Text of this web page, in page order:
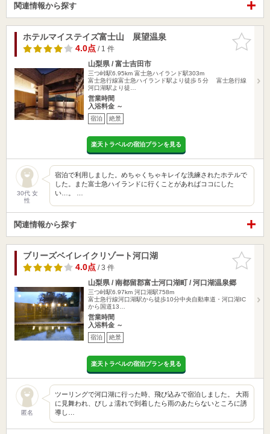
関連情報から探す
お気に入
りに追加
ホテルマイステイズ富士山 展望温泉
4.0点/ 1 件
山梨県 / 富士吉田市
三つ峠駅6.95km 富士急ハイランド駅303m
富士急行線富士急ハイランド駅より徒歩５分 富士急行線
河口湖駅より徒…
営業時間
入浴料金 ～
宿泊 絶景
楽天トラベルの宿泊プランを見る
30代 女
性
宿泊で利用しました。めちゃくちゃキレイな洗練されたホテルで
した。また富士急ハイランドに行くことがあればココにした
い…。 …
関連情報から探す
お気に入
りに追加
ブリーズベイレイクリゾート河口湖
4.0点/ 3 件
山梨県 / 南都留郡富士河口湖町 / 河口湖温泉郷
三つ峠駅6.97km 河口湖駅758m
富士急行線河口湖駅から徒歩10分中央自動車道・河口湖IC
から国道13…
営業時間
入浴料金 ～
宿泊 絶景
楽天トラベルの宿泊プランを見る
匿名
ツーリングで河口湖に行った時、飛び込みで宿泊しました。 大雨
に見舞われ、びしょ濡れで到着したら雨のあたらないところに誘
導し…